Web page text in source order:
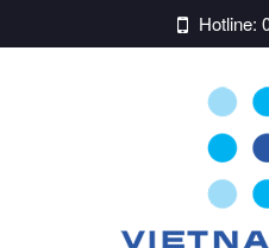
Hotline: